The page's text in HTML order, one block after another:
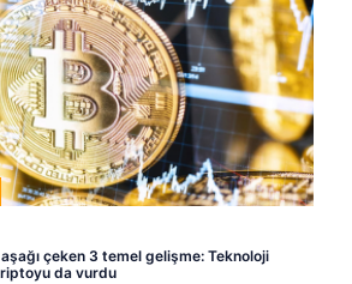
çeken 3 temel gelişme: Teknoloji
da vurdu